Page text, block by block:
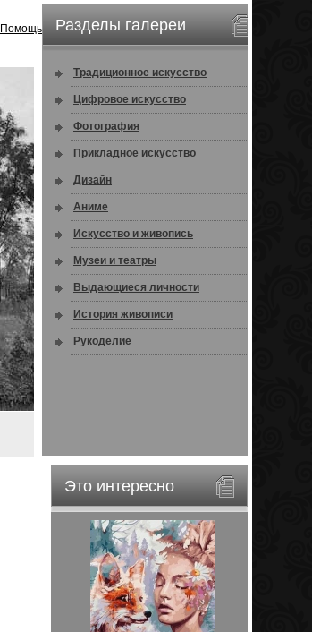
Помощь Разделы галереи
Традиционное искусство
Цифровое искусство
Фотография
Прикладное искусство
Дизайн
Аниме
Искусство и живопись
Музеи и театры
Выдающиеся личности
История живописи
Рукоделие
Это интересно